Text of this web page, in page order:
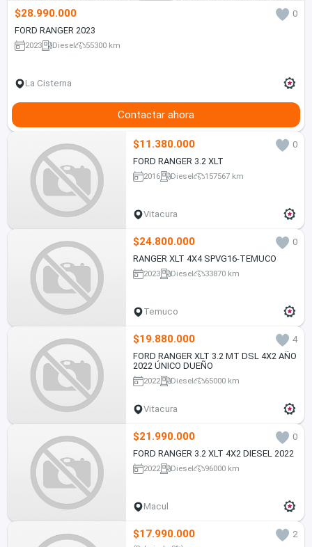
$28.990.000
0
FORD RANGER 2023
2023 Diesel 55300 km
La Cisterna
Contactar ahora
$11.380.000
0
FORD RANGER 3.2 XLT
2016 Diesel 157567 km
Vitacura
$24.800.000
0
RANGER XLT 4X4 SPVG16-TEMUCO
2023 Diesel 33870 km
Temuco
$19.880.000
4
FORD RANGER XLT 3.2 MT DSL 4X2 AÑO
2022 ÚNICO DUEÑO
2022 Diesel 65000 km
Vitacura
$21.990.000
0
FORD RANGER 3.2 XLT 4X2 DIESEL 2022
2022 Diesel 96000 km
Macul
$17.990.000 2